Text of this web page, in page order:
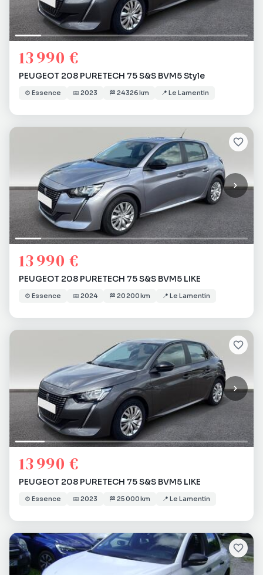
13 990 €
PEUGEOT 208 PURETECH 75 S&S BVM5 Style
⚙️ Essence 📅 2023 🏁 24 326 km 📍 Le Lamentin
13 990 €
PEUGEOT 208 PURETECH 75 S&S BVM5 LIKE
⚙️ Essence 📅 2024 🏁 20 200 km 📍 Le Lamentin
13 990 €
PEUGEOT 208 PURETECH 75 S&S BVM5 LIKE
⚙️ Essence 📅 2023 🏁 25 000 km 📍 Le Lamentin